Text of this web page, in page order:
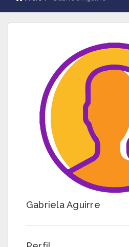
Gabriela Aguirre